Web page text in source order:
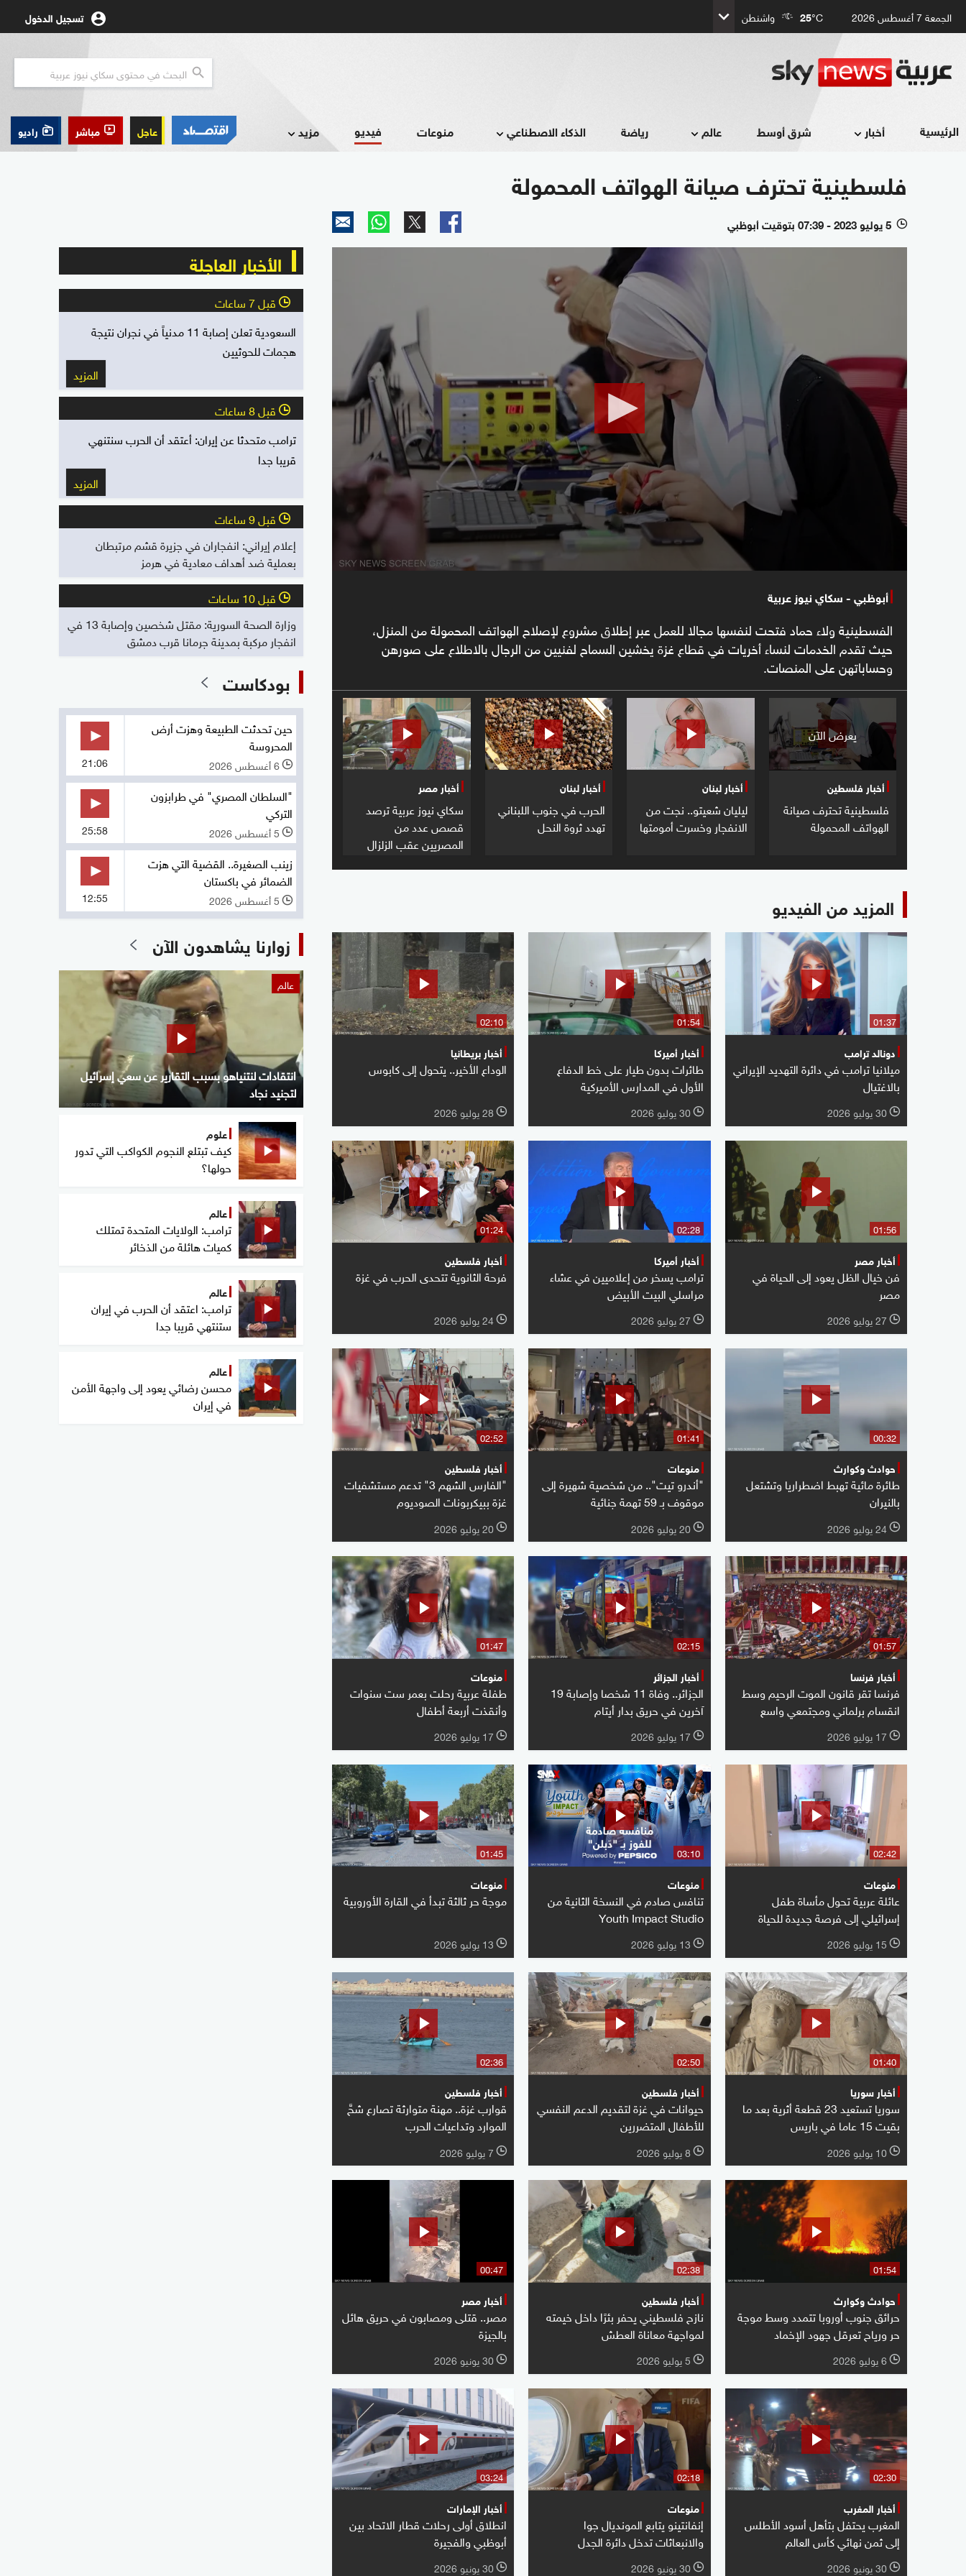
الجمعة 7 أغسطس 2026 25°C واشنطن تسجيل الدخول
الرئيسية أخبار شرق أوسط عالم رياضة الذكاء الاصطناعي منوعات فيديو مزيد عاجل مباشر راديو
فلسطينية تحترف صيانة الهواتف المحمولة
l 5 يوليو 2023 - 07:39 بتوقيت أبوظبي
Volume
أبوظبي - سكاي نيوز عربية
الفسطينية ولاء حماد فتحت لنفسها مجالا للعمل عبر إطلاق مشروع لإصلاح الهواتف المحمولة من المنزل،
حيث تقدم الخدمات لنساء أخريات في قطاع غزة يخشين السماح لفنيين من الرجال بالاطلاع على صورهن
وحساباتهن على المنصات.
يعرض الآن
أخبار فلسطين
فلسطينية تحترف صيانة
الهواتف المحمولة
أخبار لبنان
ليليان شعيتو.. نجت من
الانفجار وخسرت أمومتها
أخبار لبنان
الحرب في جنوب اللبناني
تهدد ثروة النحل
أخبار مصر
سكاي نيوز عربية ترصد
قصص عدد من
المصريين عقب الزلزال
المزيد من الفيديو
01:37
دونالد ترامب
ميلانيا ترامب في دائرة التهديد الإيراني
بالاغتيال
l 30 يوليو 2026
01:54
أخبار أميركا
طائرات بدون طيار على خط الدفاع
الأول في المدارس الأميركية
l 30 يوليو 2026
02:10
أخبار بريطانيا
الوداع الأخير.. يتحول إلى كابوس
l 28 يوليو 2026
01:56
أخبار مصر
فن خيال الظل يعود إلى الحياة في
مصر
l 27 يوليو 2026
02:28
أخبار أميركا
ترامب يسخر من إعلاميين في عشاء
مراسلي البيت الأبيض
l 27 يوليو 2026
01:24
أخبار فلسطين
فرحة الثانوية تتحدى الحرب في غزة
l 24 يوليو 2026
00:32
حوادث وكوارث
طائرة مائية تهبط اضطراريا وتشتعل
بالنيران
l 24 يوليو 2026
01:41
منوعات
"أندرو تيت".. من شخصية شهيرة إلى
موقوف بـ 59 تهمة جنائية
l 20 يوليو 2026
02:52
أخبار فلسطين
"الفارس الشهم 3" تدعم مستشفيات
غزة ببيكربونات الصوديوم
l 20 يوليو 2026
01:57
أخبار فرنسا
فرنسا تقر قانون الموت الرحيم وسط
انقسام برلماني ومجتمعي واسع
l 17 يوليو 2026
02:15
أخبار الجزائر
الجزائر.. وفاة 11 شخصا وإصابة 19
آخرين في حريق بدار أيتام
l 17 يوليو 2026
01:47
منوعات
طفلة عربية رحلت بعمر ست سنوات
وأنقذت أربعة أطفال
l 17 يوليو 2026
02:42
منوعات
عائلة عربية تحول مأساة طفل
إسرائيلي إلى فرصة جديدة للحياة
l 15 يوليو 2026
03:10
منوعات
تنافس صادم في النسخة الثانية من
Youth Impact Studio
l 13 يوليو 2026
01:45
منوعات
موجة حر ثالثة تبدأ في القارة الأوروبية
l 13 يوليو 2026
01:40
أخبار سوريا
سوريا تستعيد 23 قطعة أثرية بعد ما
بقيت 15 عاما في باريس
l 10 يوليو 2026
02:50
أخبار فلسطين
حيوانات في غزة لتقديم الدعم النفسي
للأطفال المتضررين
l 8 يوليو 2026
02:36
أخبار فلسطين
قوارب غزة.. مهنة متوارثة تصارع شحَّ
الموارد وتداعيات الحرب
l 7 يوليو 2026
01:54
حوادث وكوارث
حرائق جنوب أوروبا تتمدد وسط موجة
حر ورياح تعرقل جهود الإخماد
l 6 يوليو 2026
02:38
أخبار فلسطين
نازح فلسطيني يحفر بئرًا داخل خيمته
لمواجهة معاناة العطش
l 5 يوليو 2026
00:47
أخبار مصر
مصر.. قتلى ومصابون في حريق هائل
بالجيزة
l 30 يونيو 2026
02:30
أخبار المغرب
المغرب يحتفل بتأهل أسود الأطلس
إلى ثمن نهائي كأس العالم
l 30 يونيو 2026
02:18
منوعات
إنفانتينو يتابع المونديال جوا
والانبعاثات تدخل دائرة الجدل
l 30 يونيو 2026
03:24
أخبار الإمارات
انطلاق أولى رحلات قطار الاتحاد بين
أبوظبي والفجيرة
l 30 يونيو 2026
الأخبار العاجلة
l قبل 7 ساعات
السعودية تعلن إصابة 11 مدنياً في نجران نتيجة
هجمات للحوثيين
المزيد
l قبل 8 ساعات
ترامب متحدثا عن إيران: أعتقد أن الحرب سنتنهي
قريبا جدا
المزيد
l قبل 9 ساعات
إعلام إيراني: انفجاران في جزيرة قشم مرتبطان
بعملية ضد أهداف معادية في هرمز
l قبل 10 ساعات
وزارة الصحة السورية: مقتل شخصين وإصابة 13 في
انفجار مركبة بمدينة جرمانا قرب دمشق
بودكاست
حين تحدثت الطبيعة وهزت أرض
المحروسة
l 6 أغسطس 2026 21:06
"السلطان المصري" في طرابزون
التركي
l 5 أغسطس 2026 25:58
زينب الصغيرة.. القضية التي هزت
الضمائر في باكستان
l 5 أغسطس 2026 12:55
زوارنا يشاهدون الآن
عالم
انتقادات لنتنياهو بسبب التقارير عن سعي إسرائيل
لتجنيد نجاد
علوم
كيف تبتلع النجوم الكواكب التي تدور
حولها؟
عالم
ترامب: الولايات المتحدة تمتلك
كميات هائلة من الذخائر
عالم
ترامب: اعتقد أن الحرب في إيران
ستنتهي قريبا جدا
عالم
محسن رضائي يعود إلى واجهة الأمن
في إيران